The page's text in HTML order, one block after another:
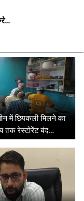
में छिपकली मिलने का
तक रेस्टोरेंट बंद...